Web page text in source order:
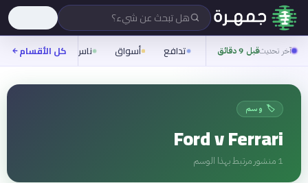
هل تبحث عن شيء؟
آخر تحديثقبل 9 دقائق تدافع أسواق ناس روح
كل الأقسام
🏷️ وسم
Ford v Ferrari
1 منشور مرتبط بهذا الوسم